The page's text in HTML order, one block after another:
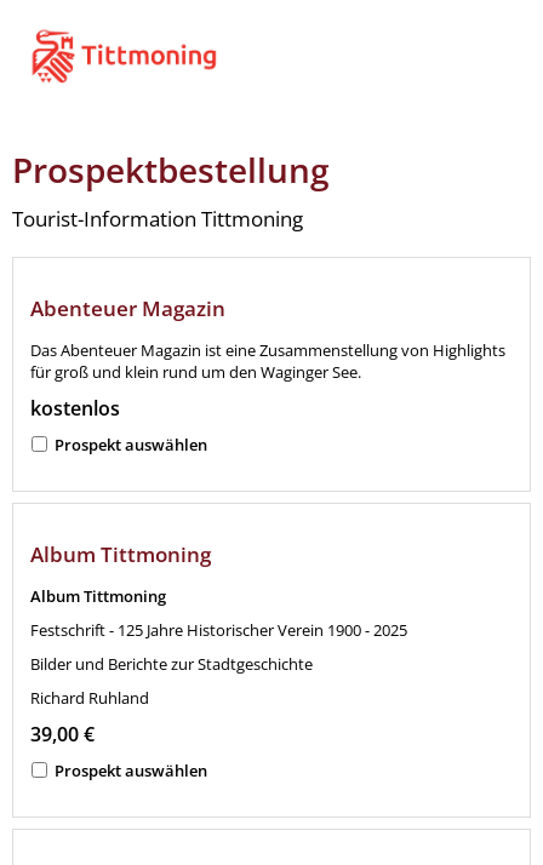
Prospektbestellung
Tourist-Information Tittmoning
Abenteuer Magazin
Das Abenteuer Magazin ist eine Zusammenstellung von Highlights
für groß und klein rund um den Waginger See.
kostenlos
Prospekt auswählen
Album Tittmoning
Album Tittmoning
Festschrift - 125 Jahre Historischer Verein 1900 - 2025
Bilder und Berichte zur Stadtgeschichte
Richard Ruhland
39,00 €
Prospekt auswählen